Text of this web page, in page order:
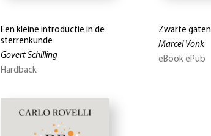
Een kleine introductie in de
sterrenkunde
Govert Schilling
Hardback
Zwarte gaten
Marcel Vonk
eBook ePub